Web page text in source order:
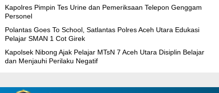
Kapolres Pimpin Tes Urine dan Pemeriksaan Telepon Genggam
Personel
Polantas Goes To School, Satlantas Polres Aceh Utara Edukasi
Pelajar SMAN 1 Cot Girek
Kapolsek Nibong Ajak Pelajar MTsN 7 Aceh Utara Disiplin Belajar
dan Menjauhi Perilaku Negatif